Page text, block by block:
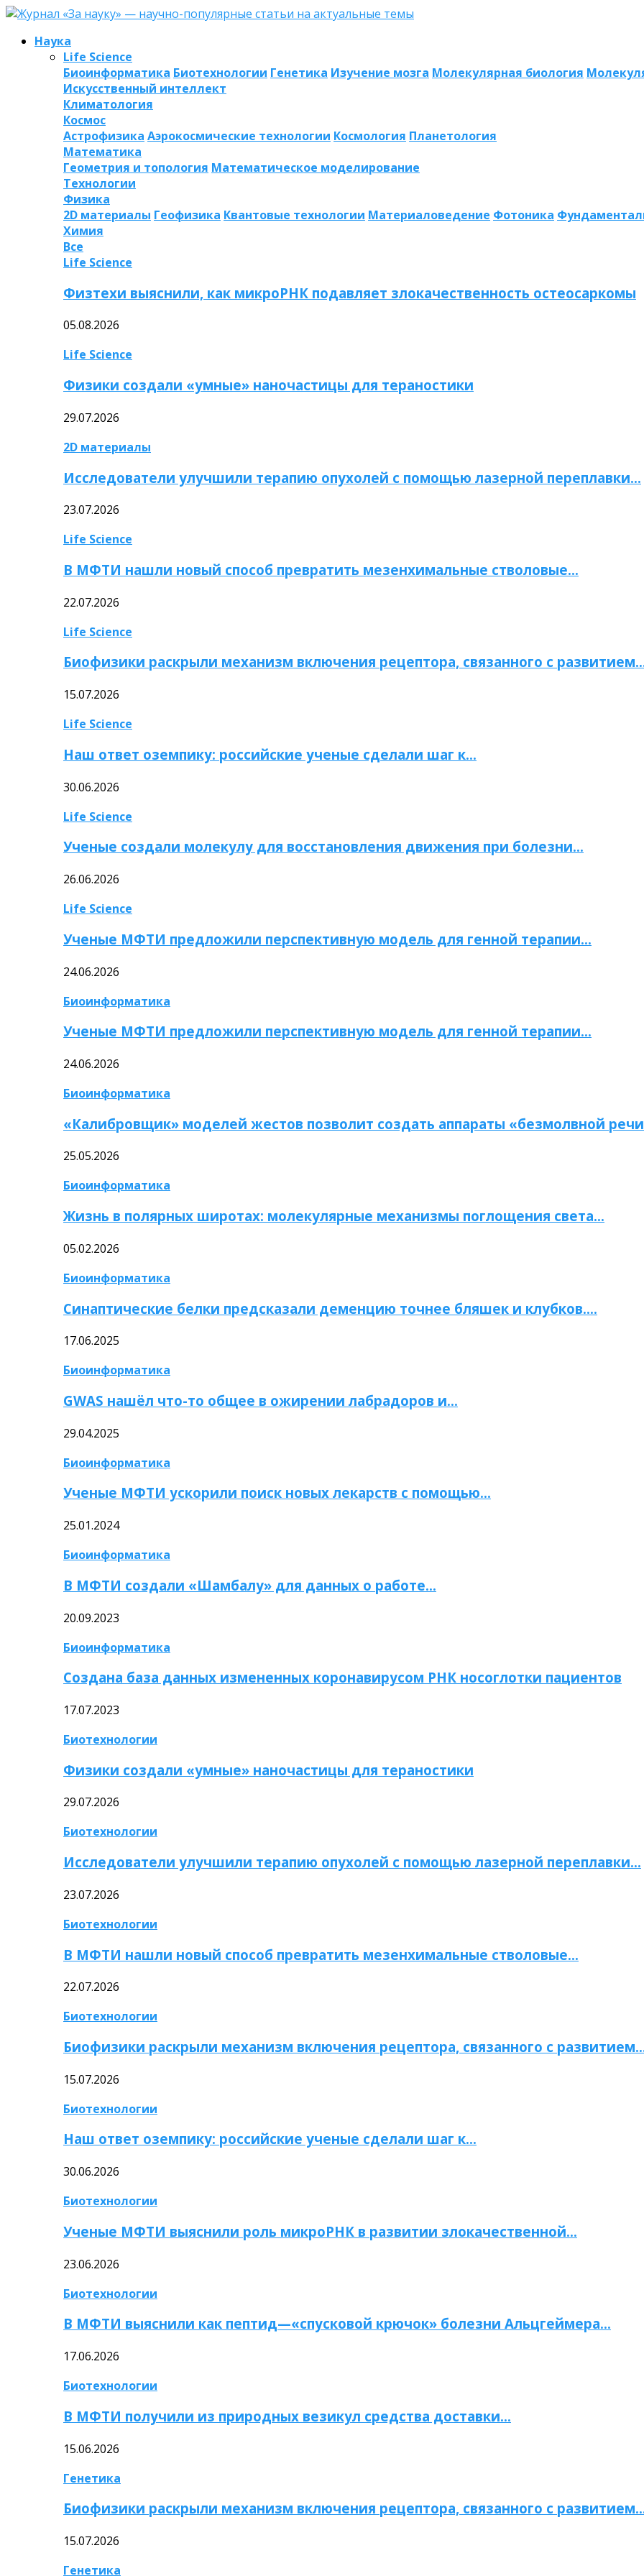
Наука
Life Science
Биоинформатика Биотехнологии Генетика Изучение мозга Молекулярная биология
Искусственный интеллект
Климатология
Космос
Астрофизика Аэрокосмические технологии Космология Планетология
Математика
Геометрия и топология Математическое моделирование
Технологии
Физика
2D материалы Геофизика Квантовые технологии Материаловедение Фотоника
Химия
Все
Life Science
Физтехи выяснили, как микроРНК подавляет злокачественность остеосаркомы
05.08.2026
Life Science
Физики создали «умные» наночастицы для тераностики
29.07.2026
2D материалы
Исследователи улучшили терапию опухолей с помощью лазерной переплавки…
23.07.2026
Life Science
В МФТИ нашли новый способ превратить мезенхимальные стволовые…
22.07.2026
Life Science
Биофизики раскрыли механизм включения рецептора, связанного с
15.07.2026
Life Science
Наш ответ оземпику: российские ученые сделали шаг к…
30.06.2026
Life Science
Ученые создали молекулу для восстановления движения при болезни…
26.06.2026
Life Science
Ученые МФТИ предложили перспективную модель для генной терапии…
24.06.2026
Биоинформатика
Ученые МФТИ предложили перспективную модель для генной терапии…
24.06.2026
Биоинформатика
«Калибровщик» моделей жестов позволит создать аппараты «безмолвной
25.05.2026
Биоинформатика
Жизнь в полярных широтах: молекулярные механизмы поглощения света…
05.02.2026
Биоинформатика
Синаптические белки предсказали деменцию точнее бляшек и клубков….
17.06.2025
Биоинформатика
GWAS нашёл что-то общее в ожирении лабрадоров и…
29.04.2025
Биоинформатика
Ученые МФТИ ускорили поиск новых лекарств с помощью…
25.01.2024
Биоинформатика
В МФТИ создали «Шамбалу» для данных о работе…
20.09.2023
Биоинформатика
Создана база данных измененных коронавирусом РНК носоглотки пациентов
17.07.2023
Биотехнологии
Физики создали «умные» наночастицы для тераностики
29.07.2026
Биотехнологии
Исследователи улучшили терапию опухолей с помощью лазерной переплавки…
23.07.2026
Биотехнологии
В МФТИ нашли новый способ превратить мезенхимальные стволовые…
22.07.2026
Биотехнологии
Биофизики раскрыли механизм включения рецептора, связанного с
15.07.2026
Биотехнологии
Наш ответ оземпику: российские ученые сделали шаг к…
30.06.2026
Биотехнологии
Ученые МФТИ выяснили роль микроРНК в развитии злокачественной…
23.06.2026
Биотехнологии
В МФТИ выяснили как пептид—«спусковой крючок» болезни Альцгеймера…
17.06.2026
Биотехнологии
В МФТИ получили из природных везикул средства доставки…
15.06.2026
Генетика
Биофизики раскрыли механизм включения рецептора, связанного с
15.07.2026
Генетика